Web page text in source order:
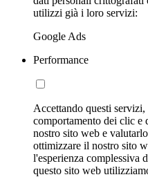
utilizzi già i loro servizi:
Google Ads
Performance
Accettando questi
comportamento dei clic e
nostro sito web e
ottimizzare il nostro sito
l'esperienza complessiva
questo sito web